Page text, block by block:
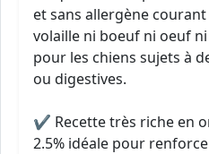
et sans allergène
volaille ni boeuf ni oeuf
pour les chiens sujets à
ou digestives.
✔ Recette très riche en
2.5% idéale pour